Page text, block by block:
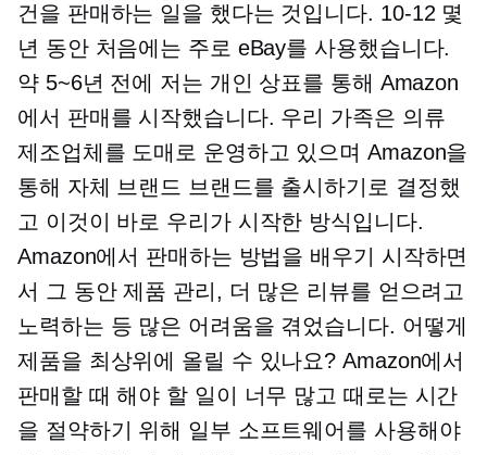
건을 판매하는 일을 했다는 것입니다. 10-12 몇
년 동안 처음에는 주로 eBay를 사용했습니다.
약 5~6년 전에 저는 개인 상표를 통해 Amazon
에서 판매를 시작했습니다. 우리 가족은 의류
제조업체를 도매로 운영하고 있으며 Amazon을
통해 자체 브랜드 브랜드를 출시하기로 결정했
고 이것이 바로 우리가 시작한 방식입니다.
Amazon에서 판매하는 방법을 배우기 시작하면
서 그 동안 제품 관리, 더 많은 리뷰를 얻으려고
노력하는 등 많은 어려움을 겪었습니다. 어떻게
제품을 최상위에 올릴 수 있나요? Amazon에서
판매할 때 해야 할 일이 너무 많고 때로는 시간
을 절약하기 위해 일부 소프트웨어를 사용해야